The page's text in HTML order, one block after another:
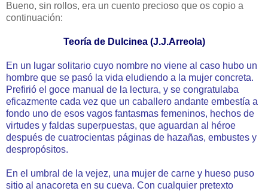
Bueno, sin rollos, era un cuento precioso que os copio a
continuación:
Teoría de Dulcinea (J.J.Arreola)
En un lugar solitario cuyo nombre no viene al caso hubo un
hombre que se pasó la vida eludiendo a la mujer concreta.
Prefirió el goce manual de la lectura, y se congratulaba
eficazmente cada vez que un caballero andante embestía a
fondo uno de esos vagos fantasmas femeninos, hechos de
virtudes y faldas superpuestas, que aguardan al héroe
después de cuatrocientas páginas de hazañas, embustes y
despropósitos.
En el umbral de la vejez, una mujer de carne y hueso puso
sitio al anacoreta en su cueva. Con cualquier pretexto